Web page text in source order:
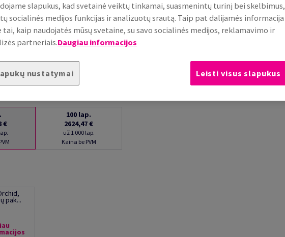
€
100 lap.
2624,47 €
už 1 000 lap.
Kaina be PVM
pak...
slapukus, kad svetainė veiktų tinkamai, suasmenintų turinį bei skelbimus,
socialinės medijos funkcijas ir analizuotų srautą. Taip pat dalijamės informacija
tai, kaip naudojatės mūsų svetaine, su savo socialinės medijos, reklamavimo ir
partneriais.Daugiau informacijos
nustatymai Leisti visus slapukus